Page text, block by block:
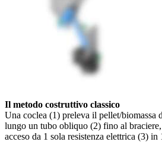
Il metodo costruttivo classico
Una coclea (1) preleva il pellet/biomassa
lungo un tubo obliquo (2) fino al
acceso da 1 sola resistenza elettrica (3)